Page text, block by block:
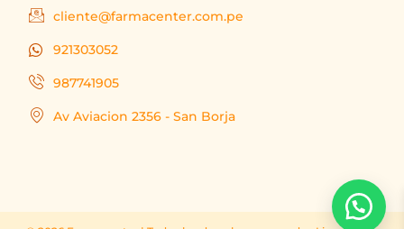
cliente@farmacenter.com.pe
921303052
987741905
Av Aviacion 2356 - San Borja